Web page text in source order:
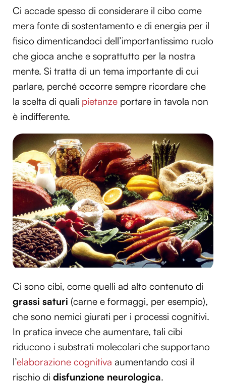
Ci accade spesso di considerare il cibo come
mera fonte di sostentamento e di energia per il
fisico dimenticandoci dell’importantissimo ruolo
che gioca anche e soprattutto per la nostra
mente. Si tratta di un tema importante di cui
parlare, perché occorre sempre ricordare che
la scelta di quali pietanze portare in tavola non
è indifferente.
Ci sono cibi, come quelli ad alto contenuto di
grassi saturi (carne e formaggi, per esempio),
che sono nemici giurati per i processi cognitivi.
In pratica invece che aumentare, tali cibi
riducono i substrati molecolari che supportano
l’elaborazione cognitiva aumentando così il
rischio di disfunzione neurologica.